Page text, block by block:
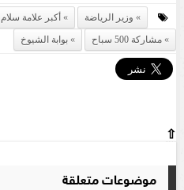
وزير الرياضة أكبر علامة سلام
مشاركة 500 سباح
بوابة الشيوخ
⇧
موضوعات متعلقة